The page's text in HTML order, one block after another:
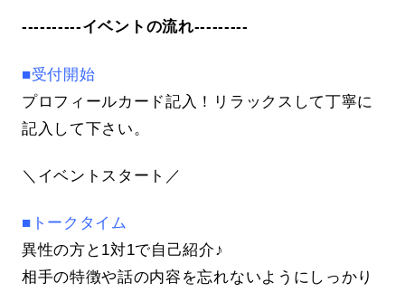
----------イベントの流れ---------
■受付開始
プロフィールカード記入！リラックスして丁寧に
記入して下さい。
＼イベントスタート／
■トークタイム
異性の方と1対1で自己紹介♪
相手の特徴や話の内容を忘れないようにしっかり